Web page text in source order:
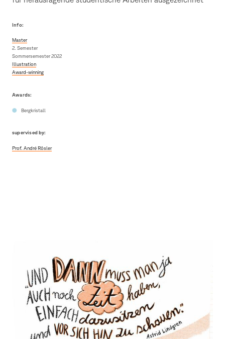
Info:
Master
2. Semester
Sommersemester 2022
Illustration
Award-winning
Awards:
Bergkristall
supervised by:
Prof. André Rösler